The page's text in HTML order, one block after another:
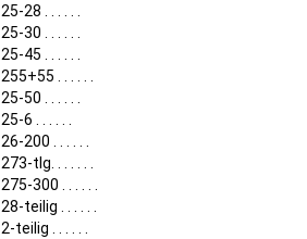
25-28 . . . . . .
25-30 . . . . . .
25-45 . . . . . .
255+55 . . . . . .
25-50 . . . . . .
25-6 . . . . . .
26-200 . . . . . .
273-tlg. . . . . . .
275-300 . . . . . .
28-teilig . . . . . .
2-teilig . . . . . .